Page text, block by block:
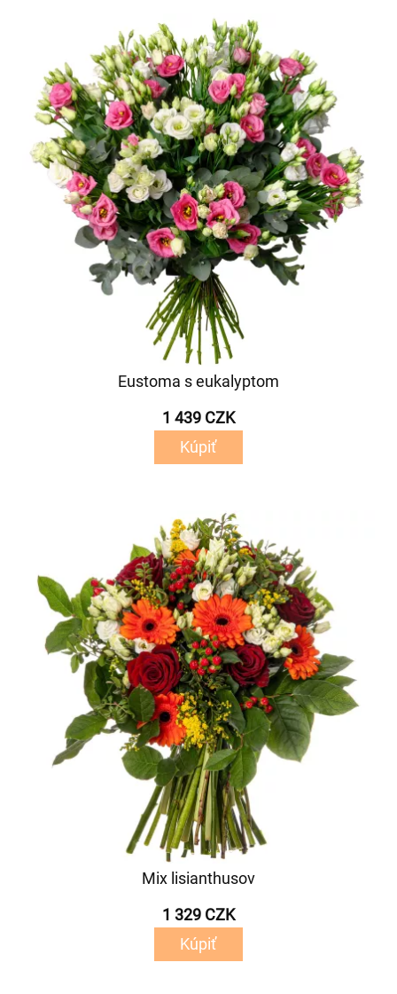
Eustoma s eukalyptom
1 439 CZK
Kúpiť
Mix lisianthusov
1 329 CZK
Kúpiť